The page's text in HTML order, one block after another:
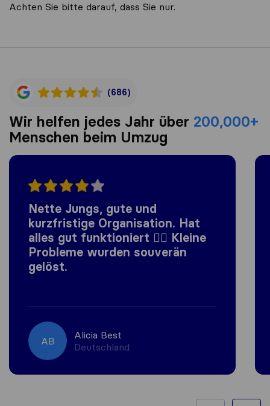
Achten Sie bitte darauf, dass Sie nur.
(686)
Wir helfen jedes Jahr über 200,000+
Menschen beim Umzug
Nette Jungs, gute und
kurzfristige Organisation. Hat
alles gut funktioniert 👍🏼 Kleine
Probleme wurden souverän
gelöst.
AB
Alicia Best
Deutschland